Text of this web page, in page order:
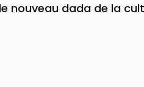
nouveau dada de la